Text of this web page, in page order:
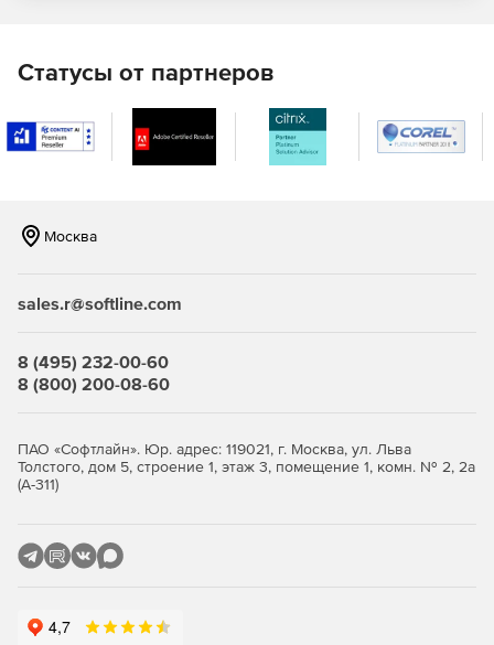
визуализации действий.
Интеграция с агентом SQL-сервера для планирования
заданий резервного копирования базы данных.
Вывод чувствительных к контексту советов и
Запуск копирования и восстановления с помощью
Запуск операций в пакетных и сценарных файлах.
256- и 128-битное AES-шифрование.
операций по резервному копированию данных.
и возобновления операции.
Статусы от партнеров
Москва
sales.r@softline.com
8 (495) 232-00-60
8 (800) 200-08-60
ПАО «Софтлайн». Юр. адрес: 119021, г. Москва, ул. Льва
Толстого, дом 5, строение 1, этаж 3, помещение 1, комн. № 2, 2а
(А-311)